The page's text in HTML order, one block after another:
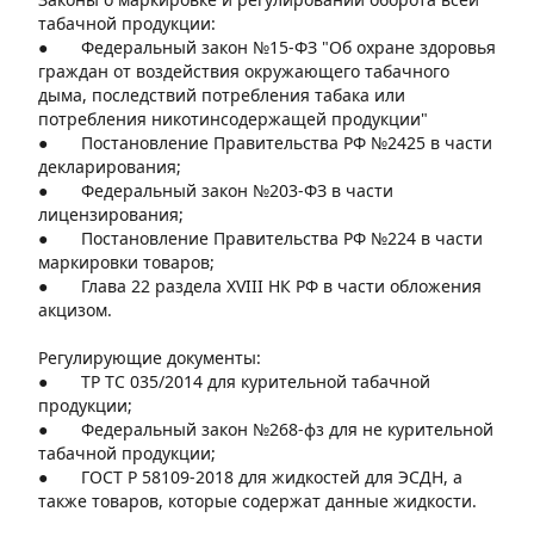
табачной продукции:
● Федеральный закон №15-ФЗ "Об охране здоровья
граждан от воздействия окружающего табачного
дыма, последствий потребления табака или
потребления никотинсодержащей продукции"
● Постановление Правительства РФ №2425 в части
декларирования;
● Федеральный закон №203-ФЗ в части
лицензирования;
● Постановление Правительства РФ №224 в части
маркировки товаров;
● Глава 22 раздела XVIII НК РФ в части обложения
акцизом.
Регулирующие документы:
● ТР ТС 035/2014 для курительной табачной
продукции;
● Федеральный закон №268-фз для не курительной
табачной продукции;
● ГОСТ Р 58109-2018 для жидкостей для ЭСДН, а
также товаров, которые содержат данные жидкости.